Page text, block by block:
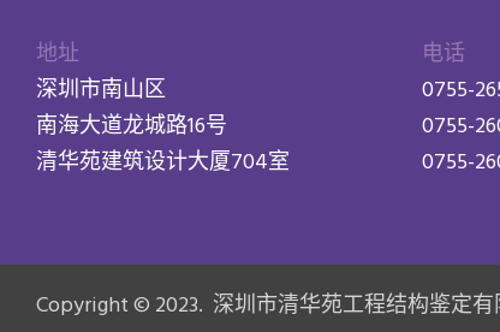
地址
深圳市南山区
南海大道龙城路16号
清华苑建筑设计大厦704室
电话
0755-
0755-
0755-
Copyright © 2023. 深圳市清华苑工程结构鉴定